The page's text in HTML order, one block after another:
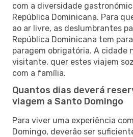
com a diversidade
República Dominicana. Para
ao ar livre, as deslumbrantes
República Dominicana tem
paragem obrigatória. A cidade
visitante, quer estes viajem
com a família.
Quantos dias deverá
viagem a Santo Domingo
Para viver uma experiência
Domingo, deverão ser